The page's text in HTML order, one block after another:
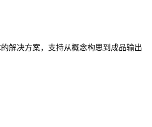
解决方案，支持从概念构思到成品输出